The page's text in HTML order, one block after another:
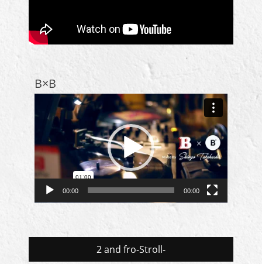
B×B
ー
ヤ
ー
00:00 00:00
2 and fro-Stroll-